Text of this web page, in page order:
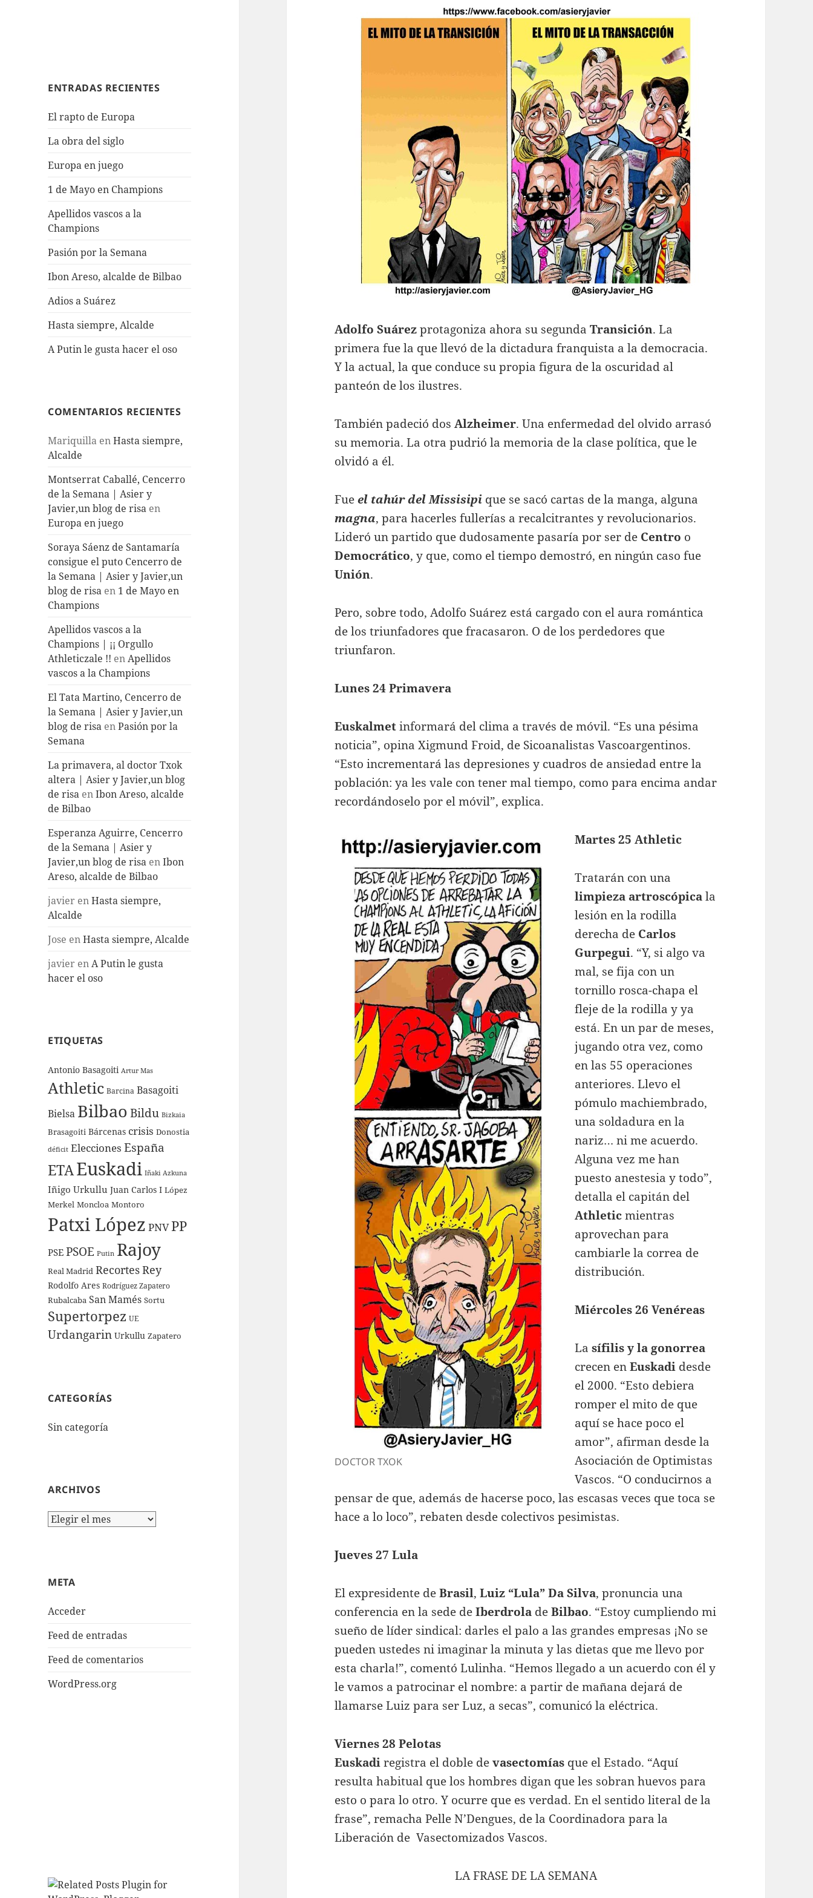
ENTRADAS RECIENTES
El rapto de Europa
La obra del siglo
Europa en juego
1 de Mayo en Champions
Apellidos vascos a la
Champions
Pasión por la Semana
Ibon Areso, alcalde de Bilbao
Adios a Suárez
Hasta siempre, Alcalde
A Putin le gusta hacer el oso
COMENTARIOS RECIENTES
Mariquilla enHasta siempre,
Alcalde
Montserrat Caballé, Cencerro
de la Semana | Asier y
Javier,un blog de risa en
Europa en juego
Soraya Sáenz de Santamaría
consigue el puto Cencerro de
la Semana | Asier y Javier,un
blog de risa en 1 de Mayo en
Champions
Apellidos vascos a la
Champions | ¡¡ Orgullo
Athleticzale !! enApellidos
vascos a la Champions
El Tata Martino, Cencerro de
la Semana | Asier y Javier,un
blog de risa enPasión por la
Semana
La primavera, al doctor Txok
altera | Asier y Javier,un blog
de risa enIbon Areso, alcalde
de Bilbao
Esperanza Aguirre, Cencerro
de la Semana | Asier y
Javier,un blog de risa enIbon
Areso, alcalde de Bilbao
javier enHasta siempre,
Alcalde
Jose enHasta siempre, Alcalde
javier enA Putin le gusta
hacer el oso
ETIQUETAS
Antonio Basagoiti Artur Mas
Athletic Barcina Basagoiti
Bielsa Bilbao Bildu Bizkaia
Brasagoiti Bárcenas crisis Donostia
déficit Elecciones España
ETAEuskadi Iñaki Azkuna
Iñigo Urkullu Juan Carlos I López
Merkel Moncloa Montoro
Patxi López PNVPP
PSE PSOE Putin Rajoy
Real Madrid RecortesRey
Rodolfo Ares Rodríguez Zapatero
Rubalcaba San Mamés Sortu
Supertorpez UE
Urdangarin Urkullu Zapatero
CATEGORÍAS
Sin categoría
ARCHIVOS
Archivos
META
Acceder
Feed de entradas
Feed de comentarios
WordPress.org
Adolfo Suárezprotagoniza ahora su segundaTransición. La
primera fue la que llevó de la dictadura franquista a la democracia.
Y la actual, la que conduce su propia figura de la oscuridad al
panteón de los ilustres.
También padeció dosAlzheimer. Una enfermedad del olvido arrasó
su memoria. La otra pudrió la memoria de la clase política, que le
olvidó a él.
Fueel tahúr del Missisipi que se sacó cartas de la manga, alguna
magna, para hacerles fullerías a recalcitrantes y revolucionarios.
Lideró un partido que dudosamente pasaría por ser de Centro o
Democrático, y que, como el tiempo demostró, en ningún caso fue
Unión.
Pero, sobre todo, Adolfo Suárez está cargado con el aura romántica
de los triunfadores que fracasaron. O de los perdedores que
triunfaron.
Lunes 24 Primavera
Euskalmetinformará del clima a través de móvil. “Es una pésima
noticia”, opina Xigmund Froid, de Sicoanalistas Vascoargentinos.
“Esto incrementará las depresiones y cuadros de ansiedad entre la
población: ya les vale con tener mal tiempo, como para encima andar
recordándoselo por el móvil”, explica.
DOCTOR TXOK
Martes 25 Athletic
Tratarán con una
limpieza artroscópicala
lesión en la rodilla
derecha de Carlos
Gurpegui. “Y, si algo va
mal, se fija con un
tornillo rosca-chapa el
fleje de la rodilla y ya
está. En un par de meses,
jugando otra vez, como
en las 55 operaciones
anteriores. Llevo el
pómulo machiembrado,
una soldadura en la
nariz… ni me acuerdo.
Alguna vez me han
puesto anestesia y todo”,
detalla el capitán del
Athleticmientras
aprovechan para
cambiarle la correa de
distribución.
Miércoles 26 Venéreas
Lasífilis y la gonorrea
crecen enEuskadi desde
el 2000. “Esto debiera
romper el mito de que
aquí se hace poco el
amor”, afirman desde la
Asociación de Optimistas
Vascos. “O conducirnos a
pensar de que, además de hacerse poco, las escasas veces que toca se
hace a lo loco”, rebaten desde colectivos pesimistas.
Jueves 27 Lula
El expresidente deBrasil,Luiz “Lula” Da Silva, pronuncia una
conferencia en la sede deIberdrola deBilbao. “Estoy cumpliendo mi
sueño de líder sindical: darles el palo a las grandes empresas ¡No se
pueden ustedes ni imaginar la minuta y las dietas que me llevo por
esta charla!”, comentó Lulinha. “Hemos llegado a un acuerdo con él y
le vamos a patrocinar el nombre: a partir de mañana dejará de
llamarse Luiz para ser Luz, a secas”, comunicó la eléctrica.
Viernes 28 Pelotas
Euskadiregistra el doble devasectomías que el Estado. “Aquí
resulta habitual que los hombres digan que les sobran huevos para
esto o para lo otro. Y ocurre que es verdad. En el sentido literal de la
frase”, remacha Pelle N’Dengues, de la Coordinadora para la
Liberación de Vasectomizados Vascos.
LA FRASE DE LA SEMANA